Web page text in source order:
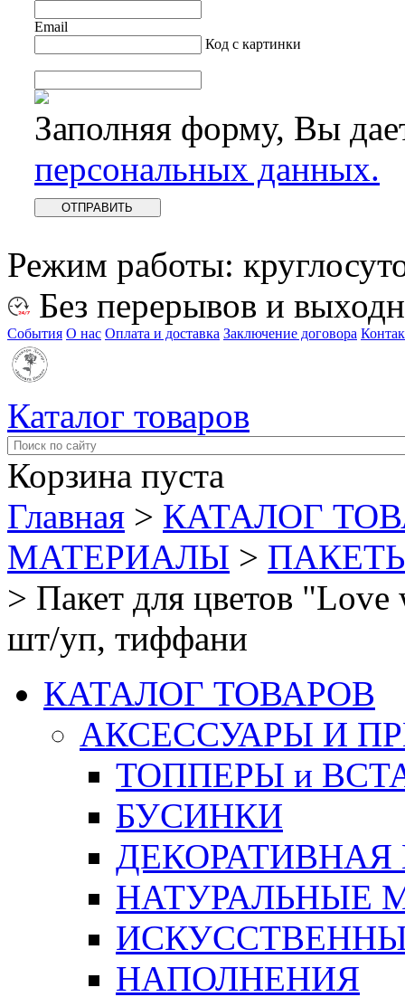
Email
Код с картинки
Заполняя форму, Вы
персональных данных.
Режим работы:
Без перерывов и
События О нас Оплата и доставка Заключение договора
Каталог товаров
Корзина пуста
Главная > КАТАЛОГ
МАТЕРИАЛЫ >
> Пакет для цветов
шт/уп, тиффани
КАТАЛОГ ТОВАРОВ
АКСЕССУАРЫ И
ТОППЕРЫ и
БУСИНКИ
ДЕКОРАТИВНАЯ
НАТУРАЛЬНЫЕ
НАПОЛНЕНИЯ